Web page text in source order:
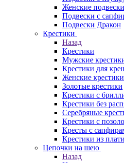
Женские подвески
Подвески с
Подвески Дракон
Крестики
Назад
Крестики
Мужские
Крестики для
Женские крестики
Золотые крестики
Крестики с
Крестики без
Серебряные
Крестики с
Кресты с
Крестики из
Цепочки на шею
Назад